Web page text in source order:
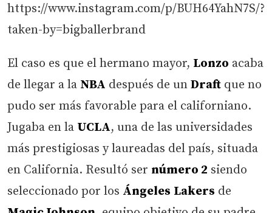
https://www.instagram.com/p/BUH64YahN7S/?
taken-by=bigballerbrand
El caso es que el hermano mayor, Lonzo acaba
de llegar a la NBA después de un Draft que no
pudo ser más favorable para el californiano.
Jugaba en la UCLA, una de las universidades
más prestigiosas y laureadas del país, situada
en California. Resultó ser número 2 siendo
seleccionado por los Ángeles Lakers de